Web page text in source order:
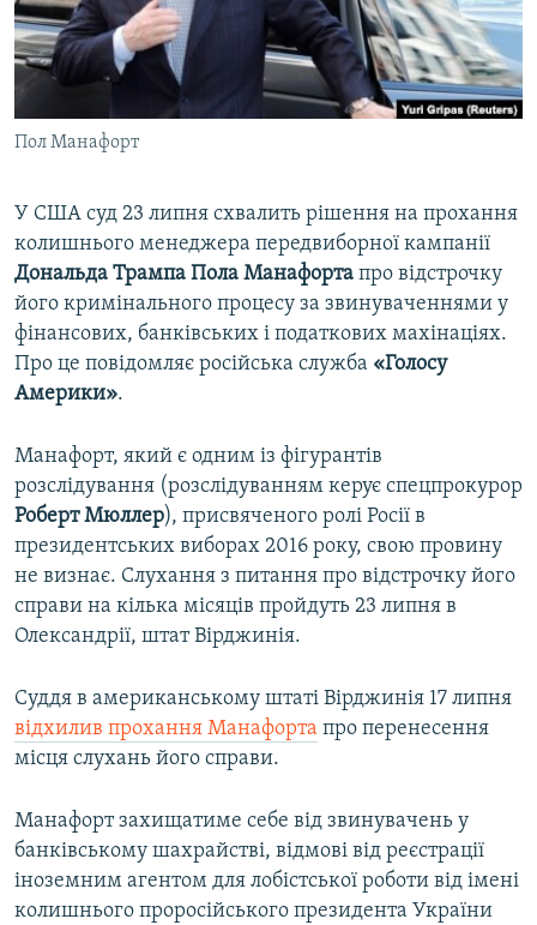
ВІДЕОУРОКИ «ELIFBE»
СВІДЧЕННЯ ОКУПАЦІЇ
УКРАЇНСЬКА ПРОБЛЕМА КРИМУ
ІНФОГРАФІКА
Русский
Qırımtatar
ДОЛУЧАЙСЯ!
Усі сайти RFE/RL
Пол Манафорт
У США суд 23 липня схвалить рішення на прохання
колишнього менеджера передвиборної кампанії
Дональда Трампа Пола Манафорта про відстрочку
його кримінального процесу за звинуваченнями у
фінансових, банківських і податкових махінаціях.
Про це повідомляє російська служба «Голосу
Америки».
Манафорт, який є одним із фігурантів
розслідування (розслідуванням керує спецпрокурор
Роберт Мюллер), присвяченого ролі Росії в
президентських виборах 2016 року, свою провину
не визнає. Слухання з питання про відстрочку його
справи на кілька місяців пройдуть 23 липня в
Олександрії, штат Вірджинія.
Суддя в американському штаті Вірджинія 17 липня
відхилив прохання Манафорта про перенесення
місця слухань його справи.
Манафорт захищатиме себе від звинувачень у
банківському шахрайстві, відмові від реєстрації
іноземним агентом для лобістської роботи від імені
колишнього проросійського президента України